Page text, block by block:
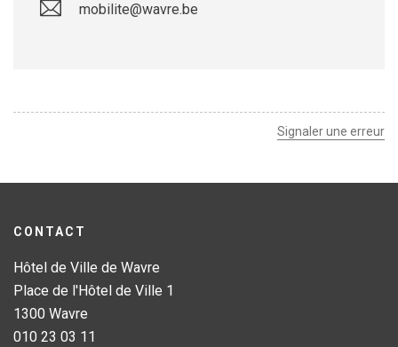
mobilite@wavre.be
Signaler une erreur
CONTACT
Hôtel de Ville de Wavre
Place de l'Hôtel de Ville 1
1300 Wavre
010 23 03 11